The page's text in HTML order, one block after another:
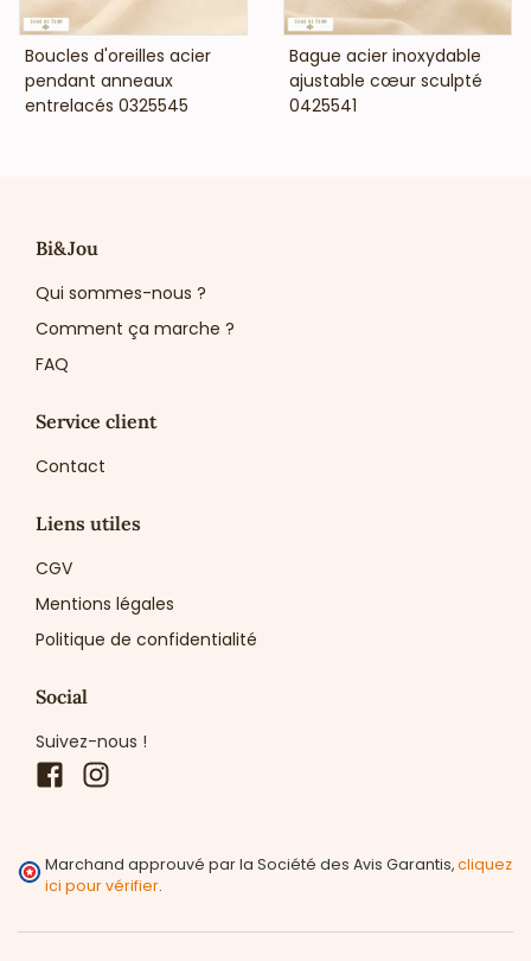
VOIR LE PRIX
Boucles d'oreilles acier
pendant anneaux
entrelacés 0325545
VOIR LE PRIX
Bague acier inoxydable
ajustable cœur sculpté
0425541
Bi&Jou
Qui sommes-nous ?
Comment ça marche ?
FAQ
Service client
Contact
Liens utiles
CGV
Mentions légales
Politique de confidentialité
Social
Suivez-nous !
Facebook
Marchand approuvé par la Société des Avis Garantis,cliquez
ici pour vérifier.